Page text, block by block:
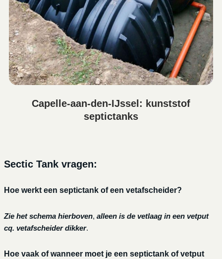
Capelle-aan-den-IJssel: kunststof
septictanks
Sectic Tank vragen:
Hoe werkt een septictank of een vetafscheider?
Zie het schema hierboven, alleen is de vetlaag in een vetput
cq. vetafscheider dikker.
Hoe vaak of wanneer moet je een septictank of vetput